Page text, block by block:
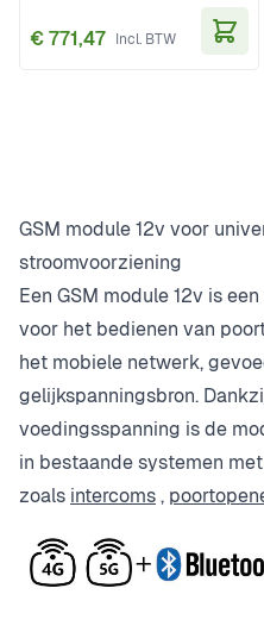
€ 771,47
GSM module 12v voor
stroomvoorziening
Een GSM module 12v is
voor het bedienen van
het mobiele netwerk,
gelijkspanningsbron.
voedingsspanning is de
in bestaande systemen
zoals intercoms,